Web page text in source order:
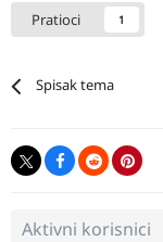
Pratioci 1
Spisak tema
Aktivni korisnici